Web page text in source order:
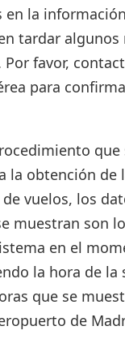
en la
tardar
Por favor,
para
que
la obtención de
vuelos, los
muestran son
en el
la hora de la
que se
de